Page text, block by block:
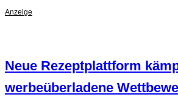
Anzeige
Neue Rezeptplattform
werbeüberladene